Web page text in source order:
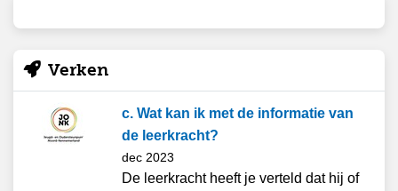
Verken
c. Wat kan ik met de informatie van
de leerkracht?
dec 2023
De leerkracht heeft je verteld dat hij of